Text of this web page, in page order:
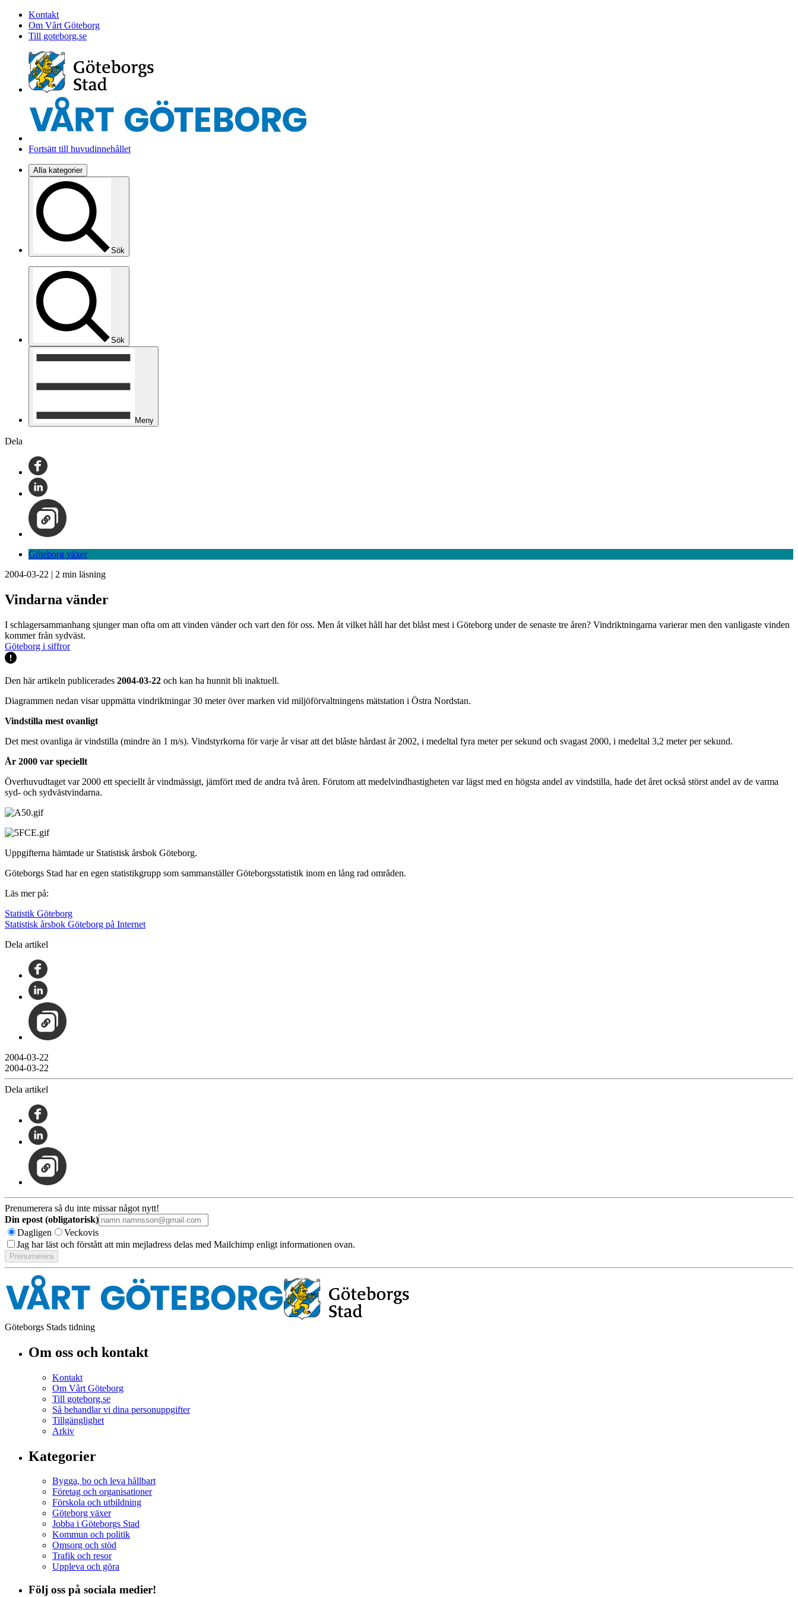
Kontakt
Om Vårt Göteborg
Till goteborg.se
Fortsätt till huvudinnehållet
Alla kategorier
Sök
Sök
Meny
Dela
Göteborg växer
2004-03-22 | 2 min läsning
Vindarna vänder
I schlagersammanhang sjunger man ofta om att vinden vänder och vart den för oss. Men åt vilket håll har det blåst mest i Göteborg under de senaste tre åren? Vindriktningarna varierar men den vanligaste vinden
kommer från sydväst.
Göteborg i siffror
Den här artikeln publicerades 2004-03-22 och kan ha hunnit bli inaktuell.
Diagrammen nedan visar uppmätta vindriktningar 30 meter över marken vid miljöförvaltningens mätstation i Östra Nordstan.
Vindstilla mest ovanligt
Det mest ovanliga är vindstilla (mindre än 1 m/s). Vindstyrkorna för varje år visar att det blåste hårdast år 2002, i medeltal fyra meter per sekund och svagast 2000, i medeltal 3,2 meter per sekund.
År 2000 var speciellt
Överhuvudtaget var 2000 ett speciellt år vindmässigt, jämfört med de andra två åren. Förutom att medelvindhastigheten var lägst med en högsta andel av vindstilla, hade det året också störst andel av de varma
syd- och sydvästvindarna.
Uppgifterna hämtade ur Statistisk årsbok Göteborg.
Göteborgs Stad har en egen statistikgrupp som sammanställer Göteborgsstatistik inom en lång rad områden.
Läs mer på:
Statistik Göteborg
Statistisk årsbok Göteborg på Internet
Dela artikel
2004-03-22
2004-03-22
Dela artikel
Prenumerera så du inte missar något nytt!
Din epost (obligatorisk)
Dagligen
Veckovis
Jag har läst och förstått att min mejladress delas med Mailchimp enligt informationen ovan.
Göteborgs Stads tidning
Om oss och kontakt
Kontakt
Om Vårt Göteborg
Till goteborg.se
Så behandlar vi dina personuppgifter
Tillgänglighet
Arkiv
Kategorier
Bygga, bo och leva hållbart
Företag och organisationer
Förskola och utbildning
Göteborg växer
Jobba i Göteborgs Stad
Kommun och politik
Omsorg och stöd
Trafik och resor
Uppleva och göra
Följ oss på sociala medier!